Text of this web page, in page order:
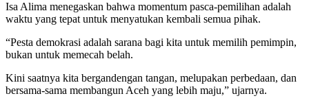
Isa Alima menegaskan bahwa momentum pasca-pemilihan adalah
waktu yang tepat untuk menyatukan kembali semua pihak.
“Pesta demokrasi adalah sarana bagi kita untuk memilih pemimpin,
bukan untuk memecah belah.
Kini saatnya kita bergandengan tangan, melupakan perbedaan, dan
bersama-sama membangun Aceh yang lebih maju,” ujarnya.